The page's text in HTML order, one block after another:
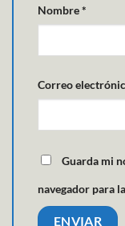
Nombre*
Correo
Guarda mi
navegador para